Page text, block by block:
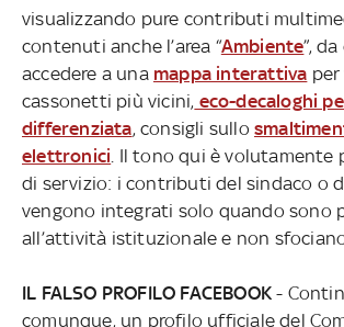
visualizzando pure contributi
contenuti anche l’area “Ambiente”,
accedere a una mappa interattiva per
cassonetti più vicini, eco-decaloghi
differenziata, consigli sullo
elettronici . Il tono qui è volutamente
di servizio: i contributi del sindaco o
vengono integrati solo quando sono
all’attività istituzionale e non
IL FALSO PROFILO FACEBOOK-
comunque, un profilo ufficiale del